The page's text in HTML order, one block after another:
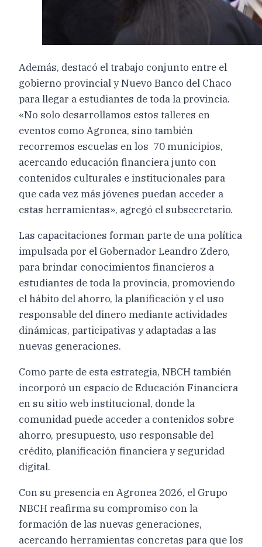
Además, destacó el trabajo conjunto entre el
gobierno provincial y Nuevo Banco del Chaco
para llegar a estudiantes de toda la provincia.
«No solo desarrollamos estos talleres en
eventos como Agronea, sino también
recorremos escuelas en los 70 municipios,
acercando educación financiera junto con
contenidos culturales e institucionales para
que cada vez más jóvenes puedan acceder a
estas herramientas», agregó el subsecretario.
Las capacitaciones forman parte de una política
impulsada por el Gobernador Leandro Zdero,
para brindar conocimientos financieros a
estudiantes de toda la provincia, promoviendo
el hábito del ahorro, la planificación y el uso
responsable del dinero mediante actividades
dinámicas, participativas y adaptadas a las
nuevas generaciones.
Como parte de esta estrategia, NBCH también
incorporó un espacio de Educación Financiera
en su sitio web institucional, donde la
comunidad puede acceder a contenidos sobre
ahorro, presupuesto, uso responsable del
crédito, planificación financiera y seguridad
digital.
Con su presencia en Agronea 2026, el Grupo
NBCH reafirma su compromiso con la
formación de las nuevas generaciones,
acercando herramientas concretas para que los